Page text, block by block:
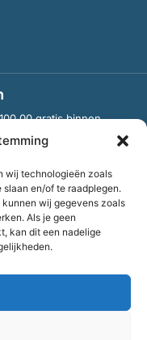
wij technologieën zoals
en/of te raadplegen.
wij gegevens zoals
Als je geen
kan dit een nadelige
gratis binnen
van Stichting OddFellows